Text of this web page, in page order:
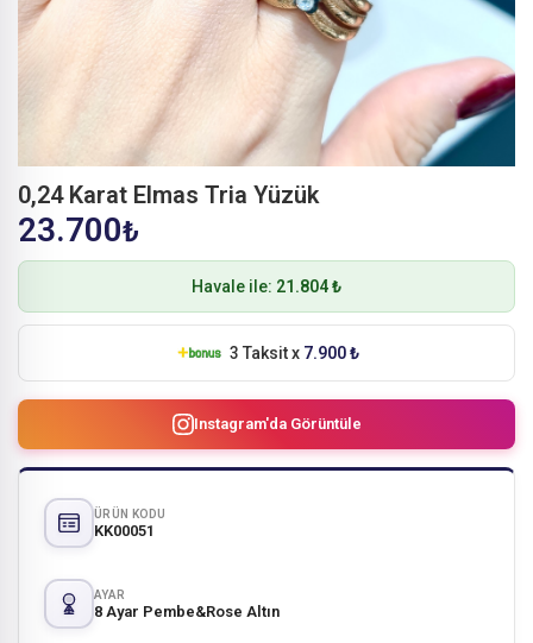
0,24 Karat Elmas Tria Yüzük
23.700₺
Havale ile: 21.804 ₺
3 Taksit x 7.900 ₺
Instagram'da Görüntüle
ÜRÜN KODU
KK00051
AYAR
8 Ayar Pembe&Rose Altın